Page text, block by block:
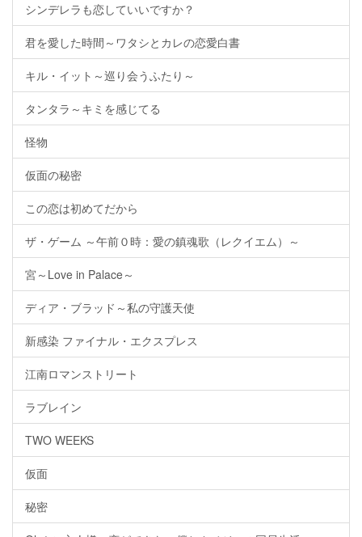
シンデレラも恋していいですか？
君を愛した時間～ワタシとカレの恋愛白書
キル・イット～巡り会うふたり～
タンタラ～キミを感じてる
怪物
仮面の秘密
この恋は初めてだから
ザ・ゲーム ～午前０時：愛の鎮魂歌（レクイエム）～
宮～Love in Palace～
ディア・ブラッド～私の守護天使
新感染 ファイナル・エクスプレス
江南ロマンストリート
ラブレイン
TWO WEEKS
仮面
秘密